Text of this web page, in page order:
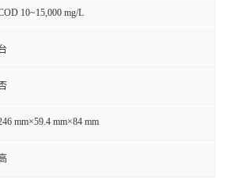
10~15,000 mg/L
mm×59.4 mm×84 mm